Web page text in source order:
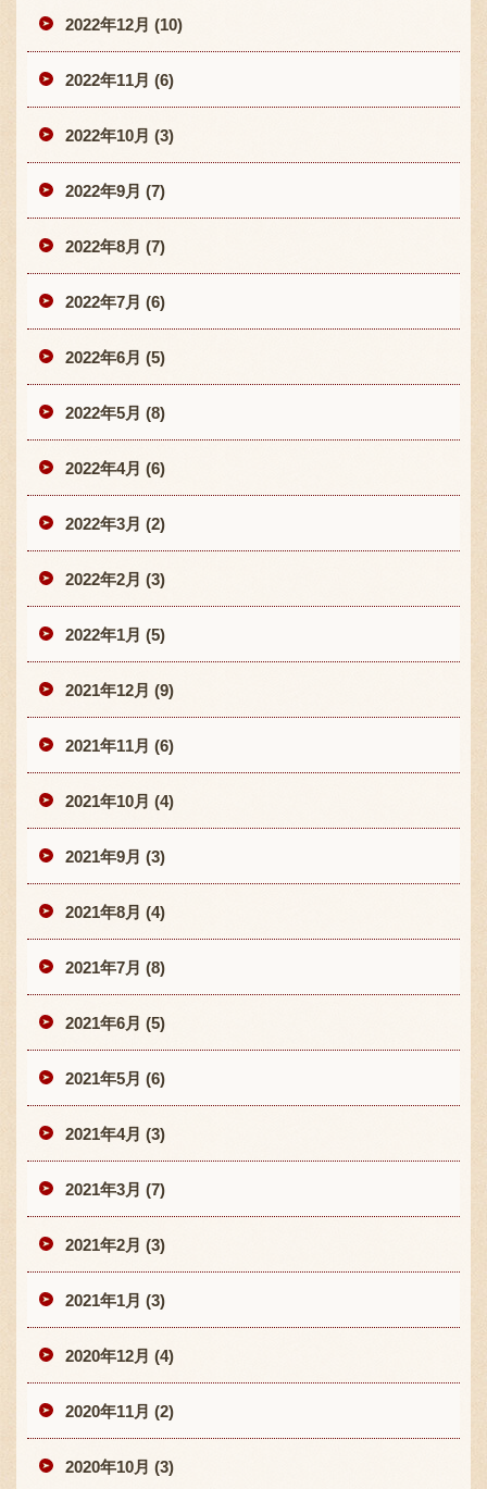
2022年12月 (10)
2022年11月 (6)
2022年10月 (3)
2022年9月 (7)
2022年8月 (7)
2022年7月 (6)
2022年6月 (5)
2022年5月 (8)
2022年4月 (6)
2022年3月 (2)
2022年2月 (3)
2022年1月 (5)
2021年12月 (9)
2021年11月 (6)
2021年10月 (4)
2021年9月 (3)
2021年8月 (4)
2021年7月 (8)
2021年6月 (5)
2021年5月 (6)
2021年4月 (3)
2021年3月 (7)
2021年2月 (3)
2021年1月 (3)
2020年12月 (4)
2020年11月 (2)
2020年10月 (3)